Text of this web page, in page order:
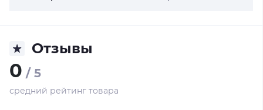
Отзывы
0 / 5
средний рейтинг товара